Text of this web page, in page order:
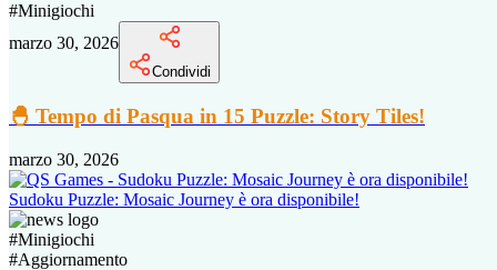
#Minigiochi
marzo 30, 2026
Condividi
🐣 Tempo di Pasqua in 15 Puzzle: Story Tiles!
marzo 30, 2026
Sudoku Puzzle: Mosaic Journey è ora disponibile!
#Minigiochi
#Aggiornamento